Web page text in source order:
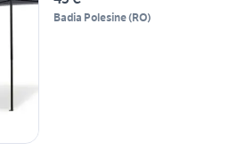
Badia Polesine(RO)